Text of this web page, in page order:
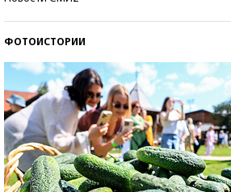
ФОТОИСТОРИИ